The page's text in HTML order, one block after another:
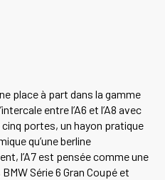
place à part dans la gamme
entre l’A6 et l’A8 avec
portes, un hayon pratique
qu’une berline
l’A7 est pensée comme une
Série 6 Gran Coupé et